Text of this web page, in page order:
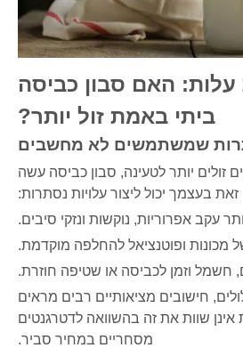
עלות: האם סבון כביסה
ביתי באמת זול יותר?
זולים יותר לטעינה, סבון כביסה עשה
זאת בעצמך יכול ליצור עלויות נסתרות:
עקב אפרוריות, נוקשות ונזקי סיבים.
מכונות ופוטנציאל להחלפה מוקדמת.
חשמל וזמן לכביסה או שטיפה חוזרת.
חישובים מציאותיים רבים מראים
שוות את זה בהשוואה לדטרגנטים
מסחריים במחיר סביר.